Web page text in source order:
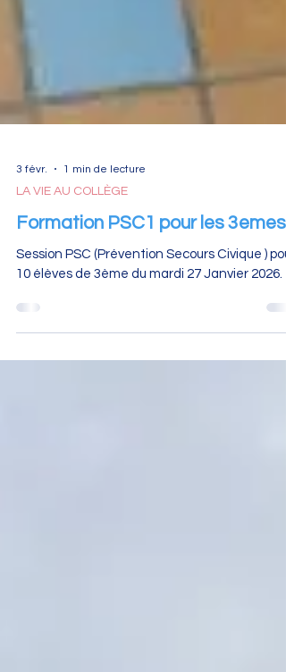
3 févr. 1 min de lecture
LA VIE AU COLLÈGE
Formation PSC1 pour les 3emes
Session PSC (Prévention Secours Civique )
10 élèves de 3ème du mardi 27 Janvier 2026.